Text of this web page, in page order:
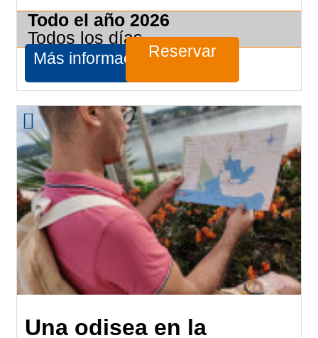
Todo el año 2026
Todos los días
Más informaciónReservar
Una odisea en la